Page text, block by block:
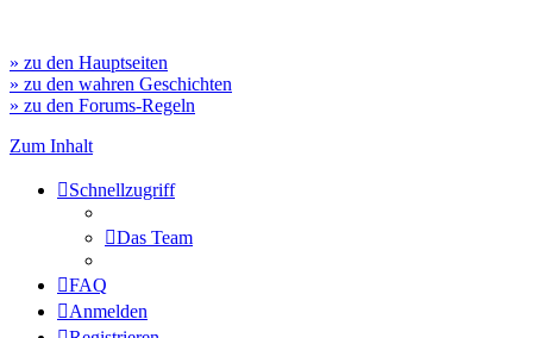
» zu den Hauptseiten
» zu den wahren Geschichten
» zu den Forums-Regeln
Zum Inhalt
Schnellzugriff
Das Team
FAQ
Anmelden